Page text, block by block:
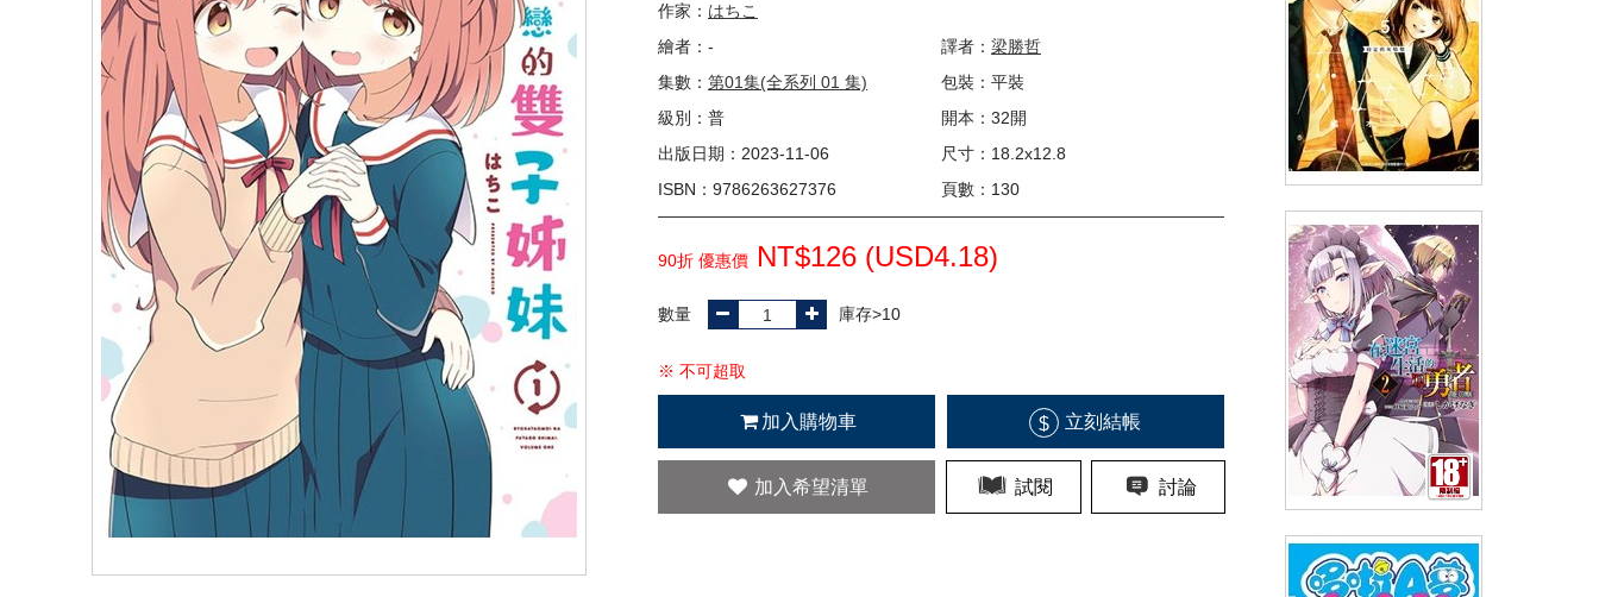
作家： はちこ
繪者：-
譯者： 梁勝哲
集數： 第01集(全系列 01 集)
包裝：平裝
級別：普
開本：32開
出版日期：2023-11-06
尺寸：18.2x12.8
ISBN：9786263627376
頁數：130
90折 優惠價 NT$126 (USD4.18)
數量 庫存>10
※ 不可超取
加入購物車 $ 立刻結帳
加入希望清單 試閱 討論
NT$140 90折 NT$126 (USD 4.18)
在迷宮生活的原勇者 THE
COMIC(02)